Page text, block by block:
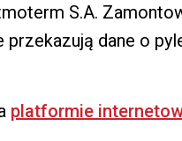
S.A.
dane o
platformie